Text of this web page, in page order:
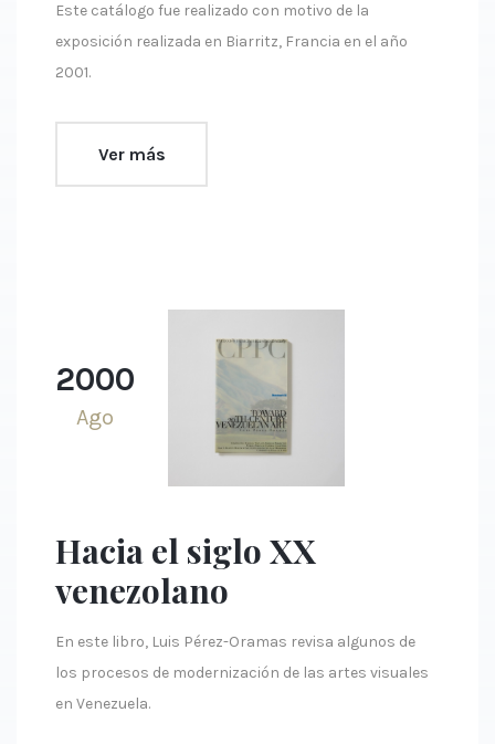
Este catálogo fue realizado con motivo de la
exposición realizada en Biarritz, Francia en el año
2001.
Ver más
2000
Ago
Hacia el siglo XX
venezolano
En este libro, Luis Pérez-Oramas revisa algunos de
los procesos de modernización de las artes visuales
en Venezuela.